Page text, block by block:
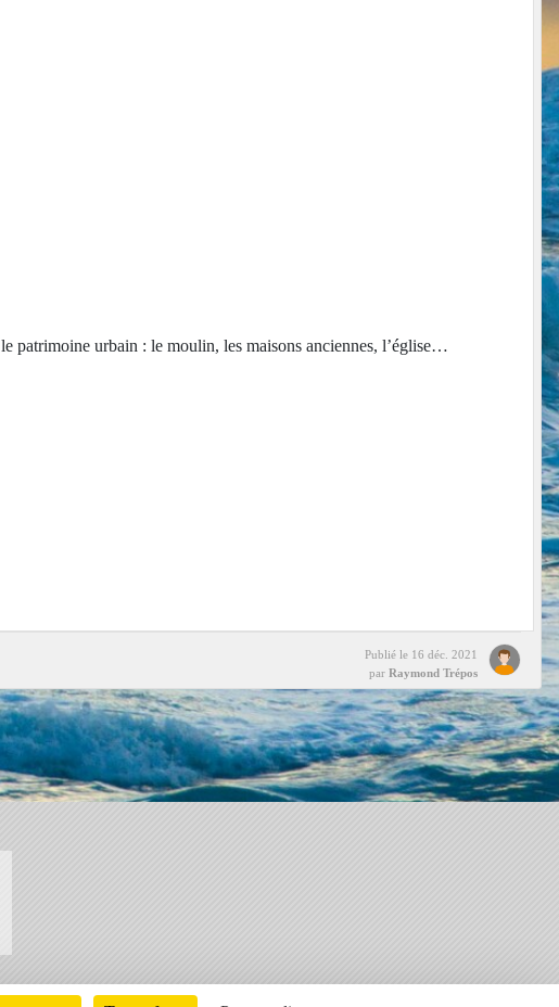
patrimoine urbain : le moulin, les maisons anciennes, l’église…
Publié le 16 déc. 2021
par Raymond Trépos